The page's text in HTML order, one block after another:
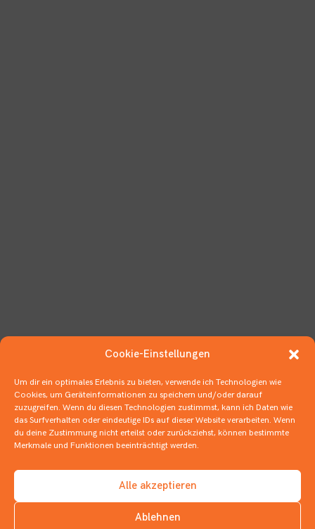
Cookie-Einstellungen
Um dir ein optimales Erlebnis zu bieten, verwende ich Technologien wie
Cookies, um Geräteinformationen zu speichern und/oder darauf
zuzugreifen. Wenn du diesen Technologien zustimmst, kann ich Daten wie
das Surfverhalten oder eindeutige IDs auf dieser Website verarbeiten. Wenn
du deine Zustimmung nicht erteilst oder zurückziehst, können bestimmte
Merkmale und Funktionen beeinträchtigt werden.
Alle akzeptieren
Ablehnen